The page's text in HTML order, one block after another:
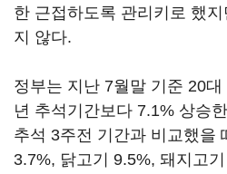
한 근접하도록 관리키로 했
지 않다.
정부는 지난 7월말 기준 20
년 추석기간보다 7.1% 상승
추석 3주전 기간과 비교했을
3.7%, 닭고기 9.5%, 돼지고